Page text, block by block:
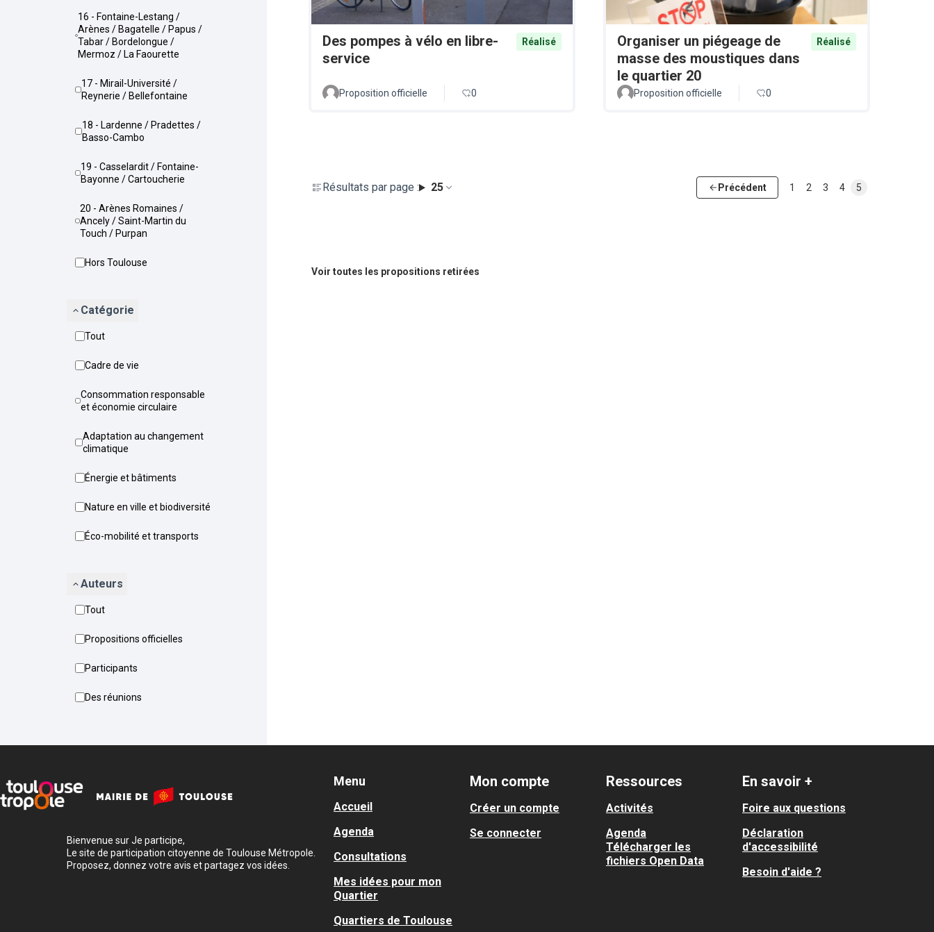
16 - Fontaine-Lestang /
Arènes / Bagatelle / Papus /
Tabar / Bordelongue /
Mermoz / La Faourette
17 - Mirail-Université /
Reynerie / Bellefontaine
18 - Lardenne / Pradettes /
Basso-Cambo
19 - Casselardit / Fontaine-
Bayonne / Cartoucherie
20 - Arènes Romaines /
Ancely / Saint-Martin du
Touch / Purpan
Hors Toulouse
Catégorie
Tout
Cadre de vie
Consommation responsable
et économie circulaire
Adaptation au changement
climatique
Énergie et bâtiments
Nature en ville et biodiversité
Éco-mobilité et transports
Auteurs
Tout
Propositions officielles
Participants
Des réunions
Des pompes à vélo en libre-
service
Réalisé
Proposition officielle 0
Organiser un piégeage de
masse des moustiques dans
le quartier 20
Réalisé
Proposition officielle 0
Résultats par page : 25 Précédent 1 2 3 4 5
Voir toutes les propositions retirées
Bienvenue sur Je participe,
Le site de participation citoyenne de Toulouse Métropole.
Proposez, donnez votre avis et partagez vos idées.
Menu
Accueil
Agenda
Consultations
Mes idées pour mon
Quartier
Quartiers de Toulouse
Mon compte
Créer un compte
Se connecter
Ressources
Activités
Agenda
Télécharger les
fichiers Open Data
En savoir +
Foire aux questions
Déclaration
d'accessibilité
Besoin d'aide ?